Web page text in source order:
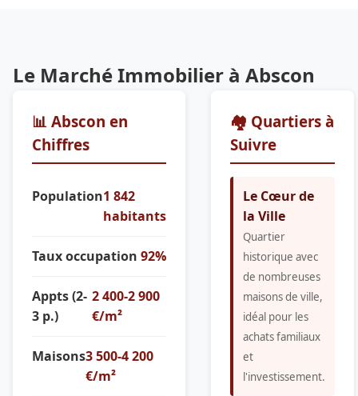
Le Marché Immobilier à Abscon
📊 Abscon en
Chiffres
Population1 842
habitants
Taux occupation 92%
Appts (2-
3 p.)
2 400-2 900
€/m²
Maisons3 500-4 200
€/m²
🏘️ Quartiers à
Suivre
Le Cœur de
la Ville
Quartier
historique avec
de nombreuses
maisons de ville,
idéal pour les
achats familiaux
et
l'investissement.